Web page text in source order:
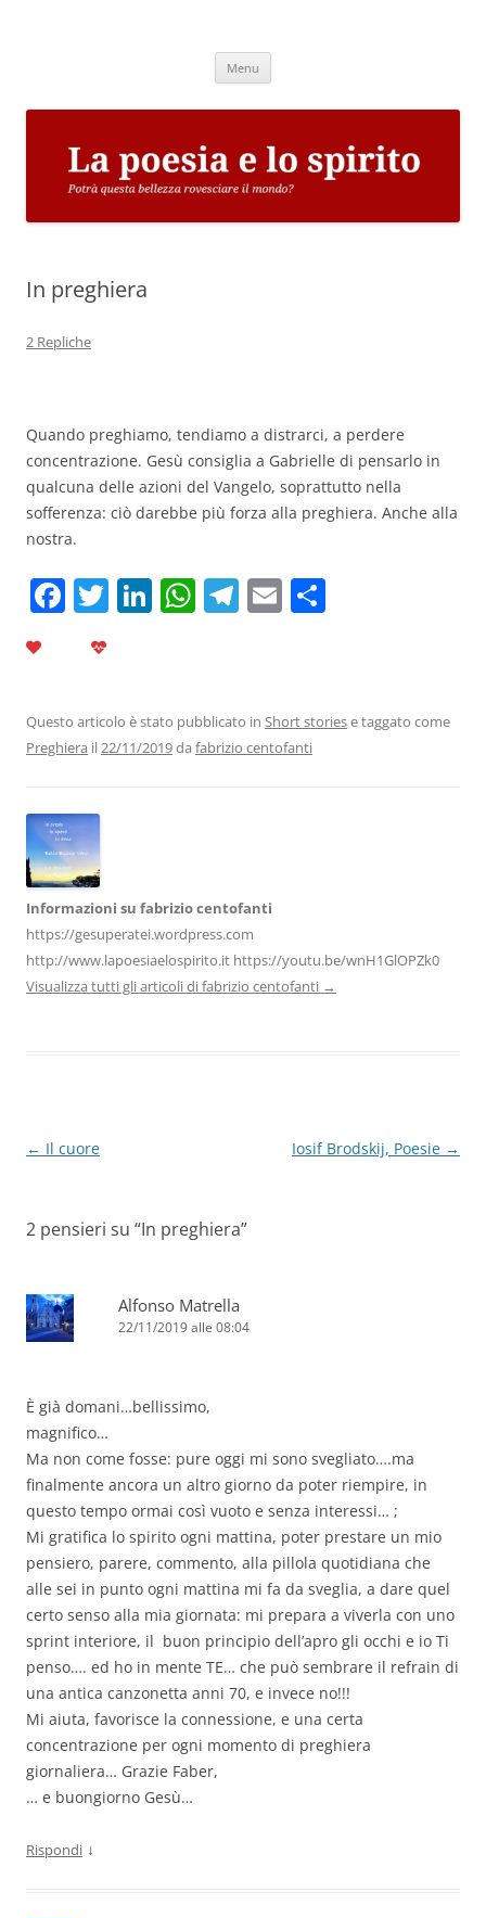
Menu
In preghiera
2 Repliche
Quando preghiamo, tendiamo a distrarci, a perdere
concentrazione. Gesù consiglia a Gabrielle di pensarlo in
qualcuna delle azioni del Vangelo, soprattutto nella
sofferenza: ciò darebbe più forza alla preghiera. Anche alla
nostra.
F
b
o
o
k
T Li
dI
n
W
A
p
T
a
m
E
vi
Questo articolo è stato pubblicato in Short storiese taggato come
Preghiera il22/11/2019da fabrizio centofanti
Informazioni su fabrizio centofanti
https://gesuperatei.wordpress.com
http://www.lapoesiaelospirito.it https://youtu.be/wnH1GlOPZk0
Visualizza tutti gli articoli di fabrizio centofanti →
Navigazione
← Il cuore Iosif Brodskij, Poesie →
2 pensieri su “In preghiera”
Alfonso Matrella
22/11/2019 alle 08:04
È già domani…bellissimo,
magnifico…
Ma non come fosse: pure oggi mi sono svegliato….ma
finalmente ancora un altro giorno da poter riempire, in
questo tempo ormai così vuoto e senza interessi… ;
Mi gratifica lo spirito ogni mattina, poter prestare un mio
pensiero, parere, commento, alla pillola quotidiana che
alle sei in punto ogni mattina mi fa da sveglia, a dare quel
certo senso alla mia giornata: mi prepara a viverla con uno
sprint interiore, il buon principio dell’apro gli occhi e io Ti
penso…. ed ho in mente TE… che può sembrare il refrain di
una antica canzonetta anni 70, e invece no!!!
Mi aiuta, favorisce la connessione, e una certa
concentrazione per ogni momento di preghiera
giornaliera… Grazie Faber,
… e buongiorno Gesù…
Rispondi ↓